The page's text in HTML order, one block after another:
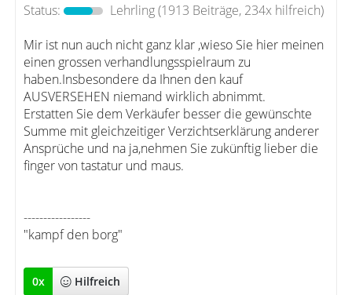
Status:
Lehrling(1913 Beiträge, 234x hilfreich)
Mir ist nun auch nicht ganz klar ,wieso Sie hier meinen
einen grossen verhandlungsspielraum zu
haben.Insbesondere da Ihnen den kauf
AUSVERSEHEN niemand wirklich abnimmt.
Erstatten Sie dem Verkäufer besser die gewünschte
Summe mit gleichzeitiger Verzichtserklärung anderer
Ansprüche und na ja,nehmen Sie zukünftig lieber die
finger von tastatur und maus.
-----------------
"kampf den borg"
0x Hilfreich